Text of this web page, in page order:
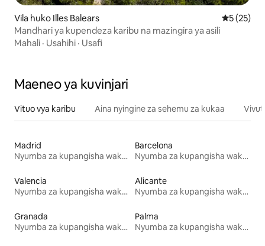
Vila huko Illes Balears Ukadiriaji
5 (25)
Mandhari ya kupendeza karibu na mazingira ya asili
Mahali · Usahihi · Usafi
Maeneo ya kuvinjari
Vituo vya karibu Aina nyingine za sehemu za kukaa
Madrid
Nyumba za kupangisha wakati wa likizo
Barcelona
Nyumba za kupangisha wakati wa likizo
Valencia
Nyumba za kupangisha wakati wa likizo
Alicante
Nyumba za kupangisha wakati wa likizo
Granada
Nyumba za kupangisha wakati wa likizo
Palma
Nyumba za kupangisha wakati wa likizo